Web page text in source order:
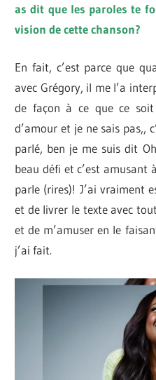
as dit que les paroles te
vision de cette chanson?
En fait, c’est parce que
avec Grégory, il me l’a
de façon à ce que ce
d’amour et je ne sais pas,,
parlé, ben je me suis dit
beau défi et c’est amusant
parle (rires)! J’ai vraiment
et de livrer le texte avec
et de m’amuser en le
j’ai fait.